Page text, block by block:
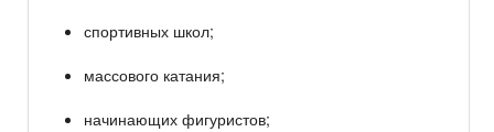
спортивных школ;
массового катания;
начинающих фигуристов;